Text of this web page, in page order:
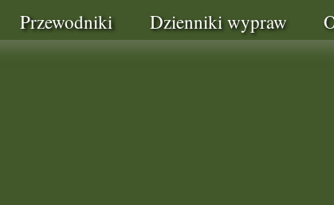
Przewodniki Dzienniki wypraw